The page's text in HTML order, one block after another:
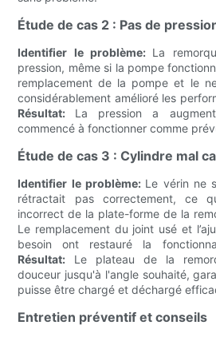
Étude de cas 2 : Pas de
Identifier le problème: La
pression, même si la pompe
remplacement de la pompe et le
considérablement amélioré les
Résultat: La pression a
commencé à fonctionner comme
Étude de cas 3 : Cylindre mal
Identifier le problème: Le vérin ne
rétractait pas correctement, ce
incorrect de la plate-forme de la
Le remplacement du joint usé et
besoin ont restauré la
Résultat: Le plateau de la
douceur jusqu'à l'angle souhaité,
puisse être chargé et déchargé
Entretien préventif et conseils